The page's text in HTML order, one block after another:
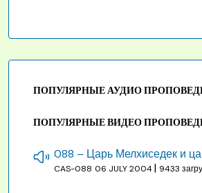
ПОПУЛЯРНЫЕ АУДИО
ПОПУЛЯРНЫЕ ВИДЕО
CAS-088 06 JULY 2004| 9433